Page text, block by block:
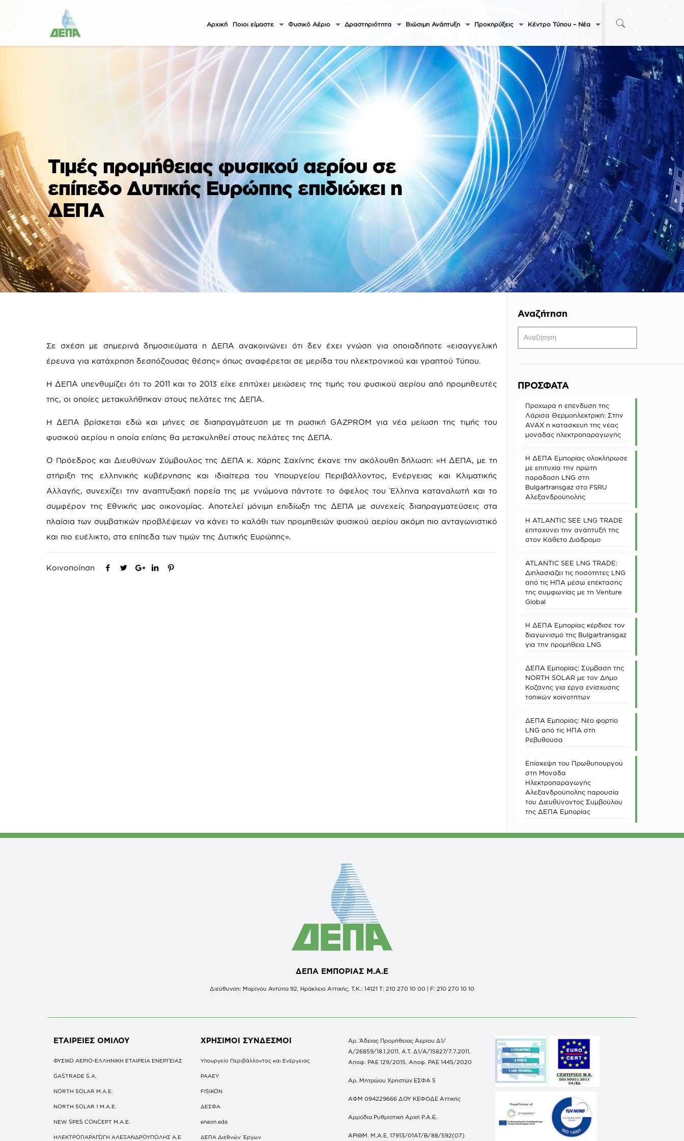
Αρχική Ποιοι είμαστε Φυσικό Αέριο Δραστηριότητα Βιώσιμη Ανάπτυξη Προκηρύξεις Κέντρο Τύπου – Νέα
Τιμές προμήθειας φυσικού αερίου σε
επίπεδο Δυτικής Ευρώπης επιδιώκει η
ΔΕΠΑ
Σε σχέση με σημερινά δημοσιεύματα η ΔΕΠΑ ανακοινώνει ότι δεν έχει γνώση για οποιαδήποτε «εισαγγελική
έρευνα για κατάχρηση δεσπόζουσας θέσης» όπως αναφέρεται σε μερίδα του ηλεκτρονικού και γραπτού Τύπου.
Η ΔΕΠΑ υπενθυμίζει ότι το 2011 και το 2013 είχε επιτύχει μειώσεις της τιμής του φυσικού αερίου από προμηθευτές
της, οι οποίες μετακυλήθηκαν στους πελάτες της ΔΕΠΑ.
Η ΔΕΠΑ βρίσκεται εδώ και μήνες σε διαπραγμάτευση με τη ρωσική GAZPROM για νέα μείωση της τιμής του
φυσικού αερίου η οποία επίσης θα μετακυληθεί στους πελάτες της ΔΕΠΑ.
Ο Πρόεδρος και Διευθύνων Σύμβουλος της ΔΕΠΑ κ. Χάρης Σαχίνης έκανε την ακόλουθη δήλωση: «Η ΔΕΠΑ, με τη
στήριξη της ελληνικής κυβέρνησης και ιδιαίτερα του Υπουργείου Περιβάλλοντος, Ενέργειας και Κλιματικής
Αλλαγής, συνεχίζει την αναπτυξιακή πορεία της με γνώμονα πάντοτε το όφελος του Έλληνα καταναλωτή και το
συμφέρον της Εθνικής μας οικονομίας. Αποτελεί μόνιμη επιδίωξη της ΔΕΠΑ με συνεχείς διαπραγματεύσεις στα
πλαίσια των συμβατικών προβλέψεων να κάνει το καλάθι των προμηθειών φυσικού αερίου ακόμη πιο ανταγωνιστικό
και πιο ευέλικτο, στα επίπεδα των τιμών της Δυτικής Ευρώπης».
Κοινοποίηση
Αναζήτηση
ΠΡΟΣΦΑΤΑ
Προχωρά η επένδυση της
Λάρισα Θερμοηλεκτρική: Στην
AVAX η κατασκευή της νέας
μονάδας ηλεκτροπαραγωγής
Η ΔΕΠΑ Εμπορίας ολοκλήρωσε
με επιτυχία την πρώτη
παράδοση LNG στη
Bulgartransgaz στο FSRU
Αλεξανδρούπολης
Η ATLANTIC SEE LNG TRADE
επιταχύνει την ανάπτυξή της
στον Κάθετο Διάδρομο
ATLANTIC SEE LNG TRADE:
Διπλασιάζει τις ποσότητες LNG
από τις ΗΠΑ μέσω επέκτασης
της συμφωνίας με τη Venture
Global
Η ΔΕΠΑ Εμπορίας κέρδισε τον
διαγωνισμό της Bulgartransgaz
για την προμήθεια LNG
ΔΕΠΑ Εμπορίας: Σύμβαση της
NORTH SOLAR με τον Δήμο
Κοζάνης για έργα ενίσχυσης
τοπικών κοινοτήτων
ΔΕΠΑ Εμπορίας: Νέο φορτίο
LNG από τις ΗΠΑ στη
Ρεβυθούσα
Επίσκεψη του Πρωθυπουργού
στη Μονάδα
Ηλεκτροπαραγωγής
Αλεξανδρούπολης παρουσία
του Διευθύνοντος Συμβούλου
της ΔΕΠΑ Εμπορίας
ΔΕΠΑ ΕΜΠΟΡΙΑΣ Μ.Α.Ε
Διεύθυνση: Μαρίνου Αντύπα 92, Ηράκλειο Αττικής, Τ.Κ.: 14121 Τ: 210 270 10 00 | F: 210 270 10 10
ΕΤΑΙΡΕΙΕΣΟΜΙΛΟΥ
ΦΥΣΙΚΟ ΑΕΡΙΟ-ΕΛΛΗΝΙΚΗ ΕΤΑΙΡΕΙΑ ΕΝΕΡΓΕΙΑΣ
GASTRADE S.A.
NORTH SOLAR M.Α.Ε.
NORTH SOLAR 1 M.Α.Ε.
NEW SPES CONCEPT Μ.Α.Ε.
ΗΛΕΚΤΡΟΠΑΡΑΓΩΓΗ ΑΛΕΞΑΝΔΡΟΥΠΟΛΗΣ A.E
ΧΡΗΣΙΜΟΙ ΣΥΝΔΕΣΜΟΙ
Υπουργείο Περιβάλλοντος και Ενέργειας
ΡΑΑΕΥ
FISIKON
ΔΕΣΦΑ
enaon eda
ΔΕΠΑ Διεθνών Έργων
Αρ. Άδειας Προμήθειας Αερίου Δ1/
Α/26859/18.1.2011, Α.Τ. Δ1/Α/15827/7.7.2011,
Αποφ. ΡΑΕ 129/2015, Αποφ. ΡΑΕ 1445/2020
Αρ. Μητρώου Χρηστών ΕΣΦΑ 5
ΑΦΜ 094229666 ΔΟΥ ΚΕΦΟΔΕ Αττικής
Αρμόδια Ρυθμιστική Αρχή Ρ.Α.Ε.
ΑΡΙΘΜ. Μ.Α.Ε. 17913/01ΑΤ/Β/88/592(07)